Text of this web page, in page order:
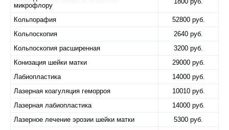
микрофлору
Кольпорафия
52800 руб.
Кольпоскопия
2640 руб.
Кольпоскопия расширенная
3200 руб.
Конизация шейки матки
29000 руб.
Лабиопластика
14000 руб.
Лазерная коагуляция геморроя
10010 руб.
Лазерная лабиопластика
14000 руб.
Лазерное лечение эрозии шейки матки
5300 руб.